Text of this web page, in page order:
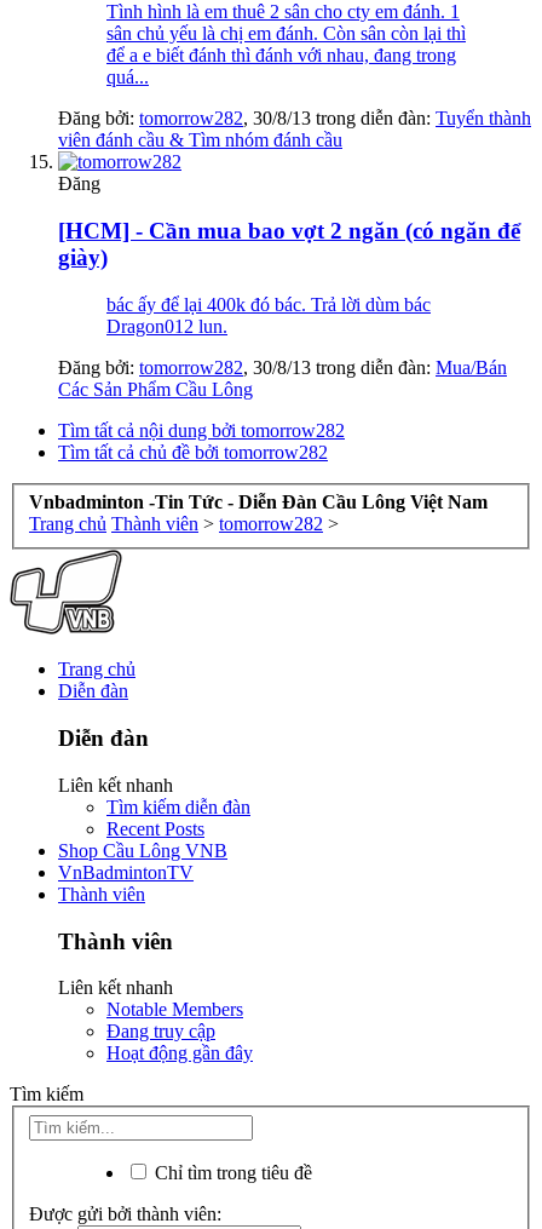
Tình hình là em thuê 2 sân cho cty em đánh. 1
sân chủ yếu là chị em đánh. Còn sân còn lại thì
để a e biết đánh thì đánh với nhau, đang trong
quá...
Đăng bởi: tomorrow282, 30/8/13 trong diễn đàn: Tuyển thành
viên đánh cầu & Tìm nhóm đánh cầu
Đăng
[HCM] - Cần mua bao vợt 2 ngăn (có ngăn để
giày)
bác ấy để lại 400k đó bác. Trả lời dùm bác
Dragon012 lun.
Đăng bởi: tomorrow282, 30/8/13 trong diễn đàn: Mua/Bán
Các Sản Phẩm Cầu Lông
Tìm tất cả nội dung bởi tomorrow282
Tìm tất cả chủ đề bởi tomorrow282
Vnbadminton -Tin Tức - Diễn Đàn Cầu Lông Việt Nam
Trang chủ Thành viên > tomorrow282 >
Trang chủ
Diễn đàn
Diễn đàn
Liên kết nhanh
Tìm kiếm diễn đàn
Recent Posts
Shop Cầu Lông VNB
VnBadmintonTV
Thành viên
Thành viên
Liên kết nhanh
Notable Members
Đang truy cập
Hoạt động gần đây
Tìm kiếm
Chỉ tìm trong tiêu đề
Được gửi bởi thành viên: